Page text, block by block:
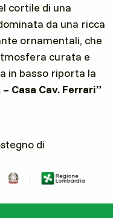
cortile di una
da una ricca
ornamentali, che
curata e
in basso riporta la
Casa Cav. Ferrari”
di